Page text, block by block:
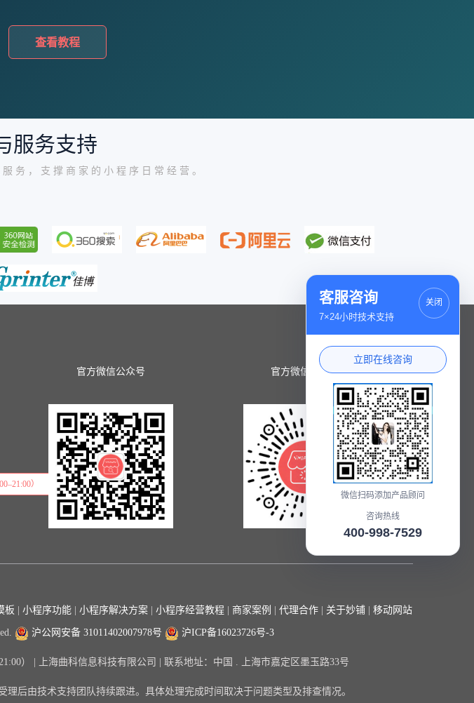
查看教程
服务支持
务，支撑商家的小程序日常经营。
）
官方微信公众号 官方微信小程序
板 小程序功能 小程序解决方案 小程序经营教程 商家案例 代理合作 关于妙铺 移动网站
沪公网安备 31011402007978号 沪ICP备16023726号-3
） | 上海曲科信息科技有限公司 | 联系地址：中国 . 上海市嘉定区墨玉路33号
后由技术支持团队持续跟进。具体处理完成时间取决于问题类型及排查情况。
客服咨询
7×24小时技术支持
关闭
立即在线咨询
微信扫码添加产品顾问
咨询热线
400-998-7529
在线咨询